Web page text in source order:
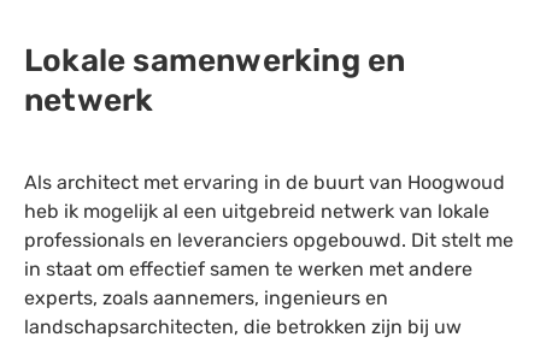
Lokale samenwerking en
netwerk
Als architect met ervaring in de buurt van Hoogwoud
heb ik mogelijk al een uitgebreid netwerk van lokale
professionals en leveranciers opgebouwd. Dit stelt me
in staat om effectief samen te werken met andere
experts, zoals aannemers, ingenieurs en
landschapsarchitecten, die betrokken zijn bij uw